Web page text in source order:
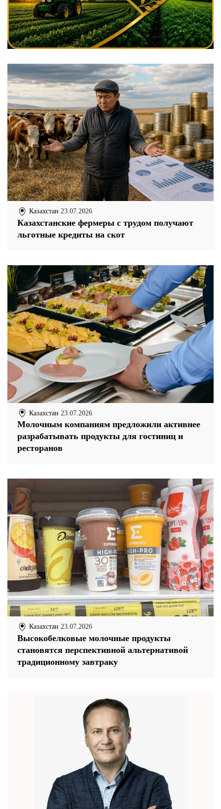
Казахстан 23.07.2026
Казахстанские фермеры с трудом получают
льготные кредиты на скот
Казахстан 23.07.2026
Молочным компаниям предложили активнее
разрабатывать продукты для гостиниц и
ресторанов
Казахстан 23.07.2026
Высокобелковые молочные продукты
становятся перспективной альтернативой
традиционному завтраку